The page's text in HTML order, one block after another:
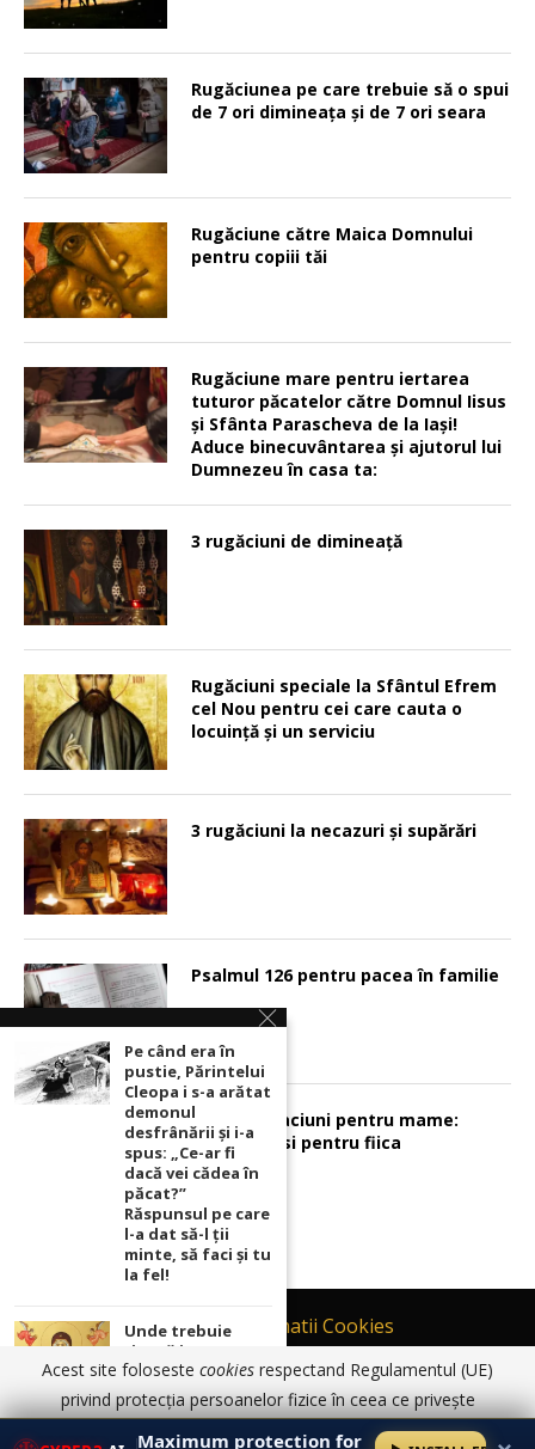
Rugăciunea pe care trebuie să o spui
de 7 ori dimineața și de 7 ori seara
Rugăciune către Maica Domnului
pentru copiii tăi
Rugăciune mare pentru iertarea
tuturor păcatelor către Domnul Iisus
şi Sfânta Parascheva de la Iaşi!
Aduce binecuvântarea şi ajutorul lui
Dumnezeu în casa ta:
3 rugăciuni de dimineață
Rugăciuni speciale la Sfântul Efrem
cel Nou pentru cei care cauta o
locuinţă şi un serviciu
3 rugăciuni la necazuri și supărări
Psalmul 126 pentru pacea în familie
Sunt 2 rugaciuni pentru mame:
pentru fiu si pentru fiica
Contact
Informatii Cookies
Politică de Confidențialitate
TERMENI SI CONDITII DE UTILIZARE
© 2017 - 2026 Ortodoxia | Termeni și condiții de utilizare | Informatii
Maximum protection for
Pe când era în
pustie, Părintelui
Cleopa i s-a arătat
demonul
desfrânării şi i-a
spus: „Ce-ar fi
dacă vei cădea în
păcat?”
Răspunsul pe care
l-a dat să-l ții
minte, să faci și tu
la fel!
Unde trebuie
ținută icoana cu
Maica Domnului
pentru ca
rugăciunile
noastre să prindă
Acest site foloseste cookies respectand Regulamentul (UE)
privind protecția persoanelor fizice în ceea ce privește
prelucrarea datelor cu caracter personal și privind libera